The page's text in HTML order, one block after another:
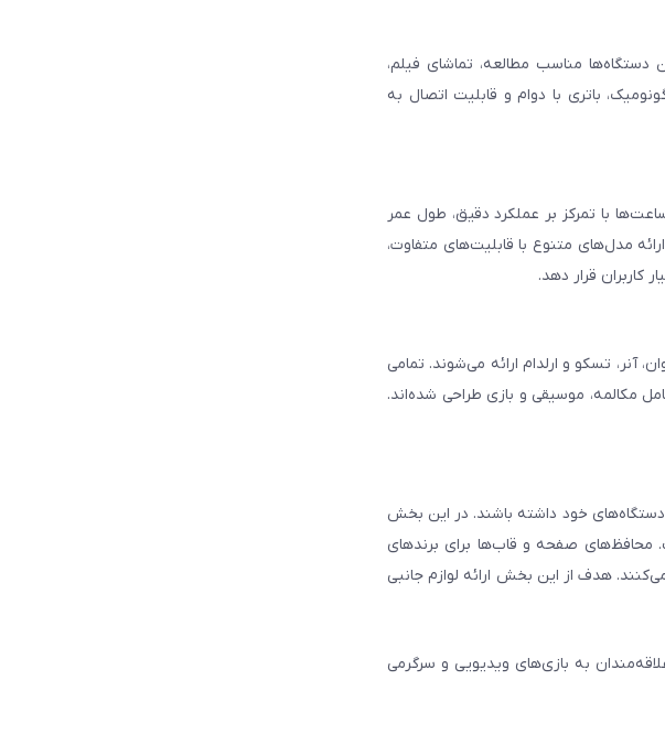
مناسب مطالعه، تماشای فیلم،
باتری با دوام و قابلیت اتصال به
با تمرکز بر عملکرد دقیق، طول عمر
مدل‌های متنوع با قابلیت‌های متفاوت،
کاربران قرار دهد.
آنر، تسکو و ارلدام ارائه می‌شوند. تمامی
مکالمه، موسیقی و بازی طراحی شده‌اند.
دستگاه‌های خود داشته باشند. در این بخش
محافظ‌های صفحه و قاب‌ها برای برندهای
هدف از این بخش ارائه لوازم جانبی
به بازی‌های ویدیویی و سرگرمی